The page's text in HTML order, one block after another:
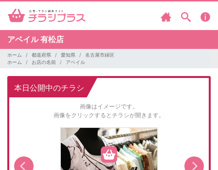
アベイル有松店
ホーム 都道府県 愛知県
名古屋市緑区
ホーム
お店の名前 アベイル
本日公開中のチラシ
画像はイメージです。
画像をクリックするとチラシが開きます。